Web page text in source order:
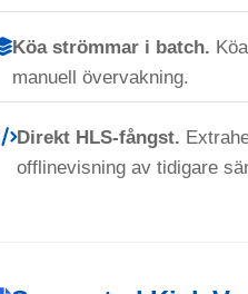
Köa strömmar i batch.
manuell övervakning.
Direkt HLS-fångst.
offlinevisning av tidigare